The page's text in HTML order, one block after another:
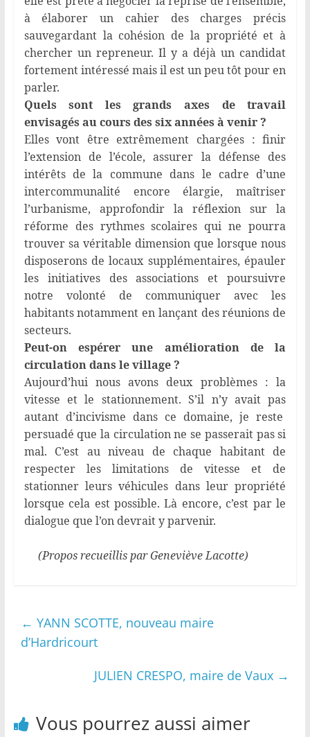
à élaborer un cahier des charges précis
sauvegardant la cohésion de la propriété et à
chercher un repreneur. Il y a déjà un candidat
fortement intéressé mais il est un peu tôt pour en
parler.
Quels sont les grands axes de travail
envisagés au cours des six années à venir ?
Elles vont être extrêmement chargées : finir
l’extension de l’école, assurer la défense des
intérêts de la commune dans le cadre d’une
intercommunalité encore élargie, maîtriser
l’urbanisme, approfondir la réflexion sur la
réforme des rythmes scolaires qui ne pourra
trouver sa véritable dimension que lorsque nous
disposerons de locaux supplémentaires, épauler
les initiatives des associations et poursuivre
notre volonté de communiquer avec les
habitants notamment en lançant des réunions de
secteurs.
Peut-on espérer une amélioration de la
circulation dans le village ?
Aujourd’hui nous avons deux problèmes : la
vitesse et le stationnement. S’il n’y avait pas
autant d’incivisme dans ce domaine, je reste
persuadé que la circulation ne se passerait pas si
mal. C’est au niveau de chaque habitant de
respecter les limitations de vitesse et de
stationner leurs véhicules dans leur propriété
lorsque cela est possible. Là encore, c’est par le
dialogue que l’on devrait y parvenir.
(Propos recueillis par Geneviève Lacotte)
← YANN SCOTTE, nouveau maire
d’Hardricourt
JULIEN CRESPO, maire de Vaux →
Vous pourrez aussi aimer